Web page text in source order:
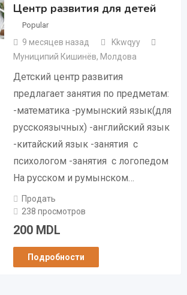
Центр развития для детей
Popular
9 месяцев назад
Kkwqyy
Муниципий Кишинёв, Молдова
Детский центр развития
предлагает занятия по предметам:
-математика -румынский язык(для
русскоязычных) -английский язык
-китайский язык -занятия с
психологом -занятия с логопедом
На русском и румынском…
Продать
238 просмотров
200 MDL
Подробности